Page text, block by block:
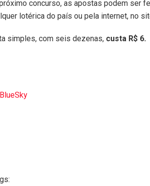
concurso, as apostas podem ser
lotérica do país ou pela internet, no
simples, com seis dezenas, custa R$ 6.